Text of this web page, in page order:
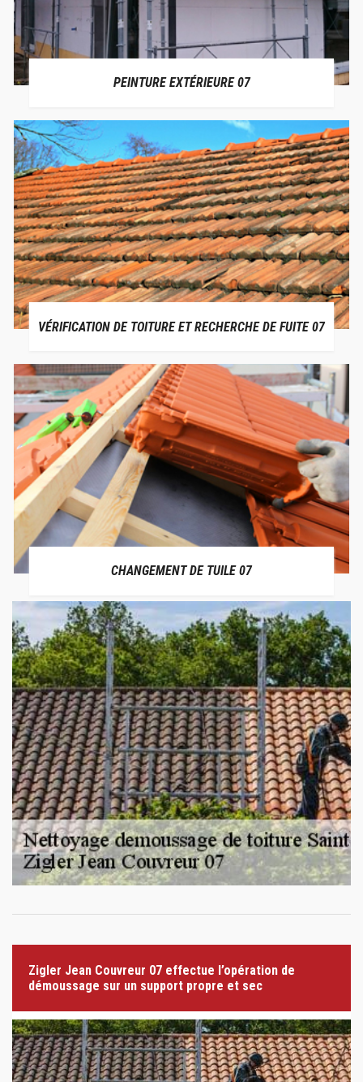
PEINTURE EXTÉRIEURE 07
VÉRIFICATION DE TOITURE ET RECHERCHE DE FUITE 07
CHANGEMENT DE TUILE 07
Zigler Jean Couvreur 07 effectue l’opération de
démoussage sur un support propre et sec